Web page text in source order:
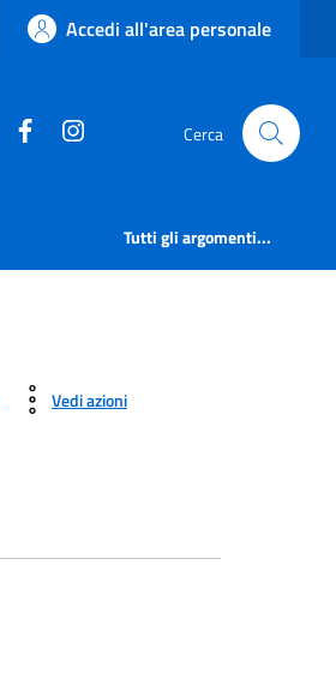
Accedi all'area personale
https://www.facebook.com/
https:// Cerca
Tutti gli argomenti...
Vedi azioni